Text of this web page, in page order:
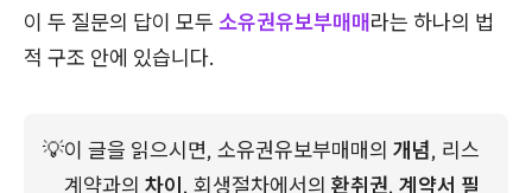
이 두 질문의 답이 모두 소유권유보부매매라는 하나의 법
적 구조 안에 있습니다.
💡이 글을 읽으시면, 소유권유보부매매의 개념, 리스
계약과의 차이, 회생절차에서의 환취권, 계약서 필